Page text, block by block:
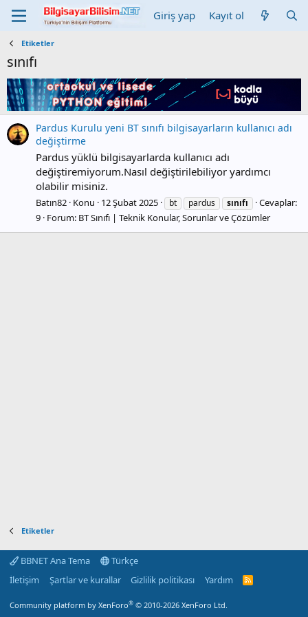
Giriş yap Kayıt ol
Etiketler
sınıfı
Pardus Kurulu yeni BT sınıfı bilgisayarların kullanıcı adı
değiştirme
Pardus yüklü bilgisayarlarda kullanıcı adı
değiştiremiyorum.Nasıl değiştirilebiliyor yardımcı
olabilir misiniz.
Batın82 Konu 12 Şubat 2025 bt pardus sınıfı
Cevaplar:
9 Forum: BT Sınıfı | Teknik Konular, Sorunlar ve Çözümler
Etiketler
BBNET Ana Tema
Türkçe
İletişim
Şartlar ve kurallar Gizlilik politikası Yardım
R
Community platform by XenForo® © 2010-2026 XenForo Ltd.